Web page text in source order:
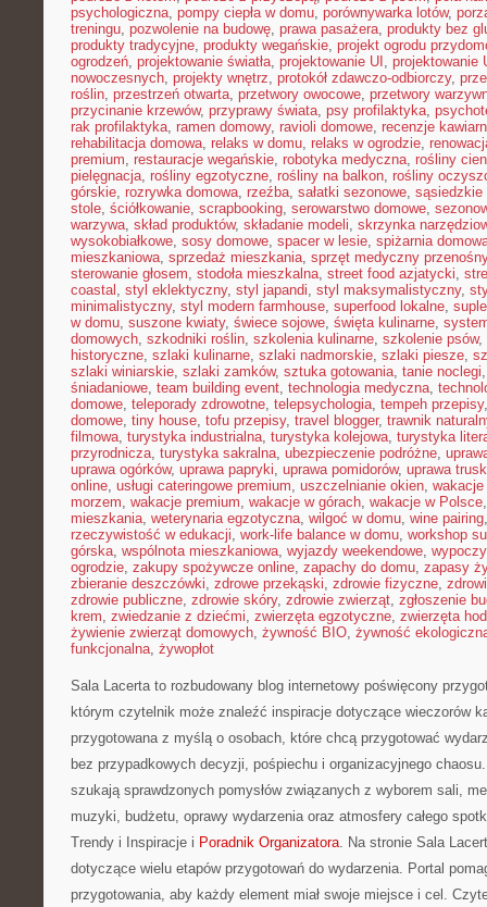
psychologiczna, pompy ciepła w domu, porównywarka lotów,
treningu, pozwolenie na budowę, prawa pasażera, produkty bez
produkty tradycyjne, produkty wegańskie, projekt ogrodu
ogrodzeń, projektowanie światła, projektowanie UI , projektowanie
nowoczesnych, projekty wnętrz, protokół zdawczo-odbiorczy,
roślin, przestrzeń otwarta, przetwory owocowe, przetwory
przycinanie krzewów, przyprawy świata, psy profilaktyka,
rak profilaktyka, ramen domowy, ravioli domowe, recenzje
rehabilitacja domowa, relaks w domu, relaks w ogrodzie,
premium, restauracje wegańskie, robotyka medyczna, rośliny
pielęgnacja, rośliny egzotyczne, rośliny na balkon, rośliny
górskie, rozrywka domowa, rzeźba, sałatki sezonowe, sąsiedzkie
stole, ściółkowanie, scrapbooking, serowarstwo domowe,
warzywa, skład produktów, składanie modeli, skrzynka
wysokobiałkowe, sosy domowe, spacer w lesie, spiżarnia
mieszkaniowa, sprzedaż mieszkania, sprzęt medyczny przenośny
sterowanie głosem, stodoła mieszkalna, street food azjatycki,
coastal , styl eklektyczny, styl japandi, styl maksymalistyczny,
minimalistyczny, styl modern farmhouse, superfood lokalne,
w domu, suszone kwiaty, świece sojowe, święta kulinarne,
domowych, szkodniki roślin, szkolenia kulinarne, szkolenie psów,
historyczne, szlaki kulinarne, szlaki nadmorskie, szlaki piesze,
szlaki winiarskie, szlaki zamków, sztuka gotowania, tanie noclegi
śniadaniowe, team building event, technologia medyczna,
domowe, teleporady zdrowotne, telepsychologia, tempeh przepisy
domowe, tiny house, tofu przepisy, travel blogger, trawnik
filmowa, turystyka industrialna, turystyka kolejowa, turystyka
przyrodnicza, turystyka sakralna, ubezpieczenie podróżne,
uprawa ogórków, uprawa papryki, uprawa pomidorów, uprawa
online, usługi cateringowe premium, uszczelnianie okien,
morzem, wakacje premium, wakacje w górach, wakacje w Polsce
mieszkania, weterynaria egzotyczna, wilgoć w domu, wine pairing
rzeczywistość w edukacji, work-life balance w domu, workshop
górska, wspólnota mieszkaniowa, wyjazdy weekendowe,
ogrodzie, zakupy spożywcze online, zapachy do domu, zapasy
zbieranie deszczówki, zdrowe przekąski, zdrowie fizyczne,
zdrowie publiczne, zdrowie skóry, zdrowie zwierząt, zgłoszenie
krem, zwiedzanie z dziećmi, zwierzęta egzotyczne, zwierzęta
żywienie zwierząt domowych, żywność BIO, żywność
funkcjonalna, żywopłot
Sala Lacerta to rozbudowany blog internetowy poświęcony
którym czytelnik może znaleźć inspiracje dotyczące wieczorów
przygotowana z myślą o osobach, które chcą przygotować
bez przypadkowych decyzji, pośpiechu i organizacyjnego
szukają sprawdzonych pomysłów związanych z wyborem sali,
muzyki, budżetu, oprawy wydarzenia oraz atmosfery całego
Trendy i Inspiracje i Poradnik Organizatora. Na stronie Sala
dotyczące wielu etapów przygotowań do wydarzenia. Portal
przygotowania, aby każdy element miał swoje miejsce i cel.